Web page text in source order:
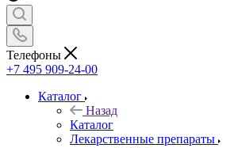
Телефоны
+7 495 909-24-00
Каталог
Назад
Каталог
Лекарственные препараты